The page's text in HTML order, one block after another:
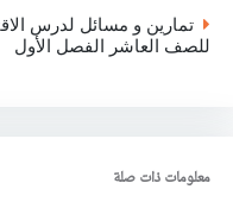
تمارين و مسائل لدرس
للصف العاشر الفصل الأول
معلومات ذات صلة